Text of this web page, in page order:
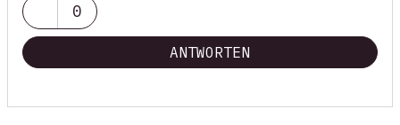
0
ANTWORTEN